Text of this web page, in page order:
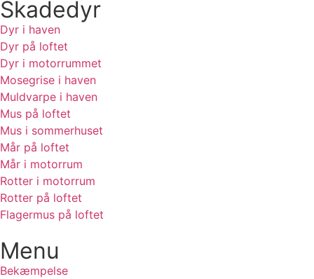
Skadedyr
Dyr i haven
Dyr på loftet
Dyr i motorrummet
Mosegrise i haven
Muldvarpe i haven
Mus på loftet
Mus i sommerhuset
Mår på loftet
Mår i motorrum
Rotter i motorrum
Rotter på loftet
Flagermus på loftet
Menu
Bekæmpelse